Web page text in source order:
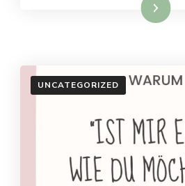
Weiterlesen
UNCATEGORIZED